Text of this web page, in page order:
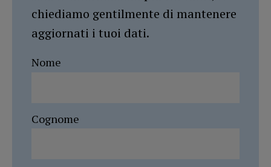
chiediamo gentilmente di mantenere
aggiornati i tuoi dati.
Nome
Cognome